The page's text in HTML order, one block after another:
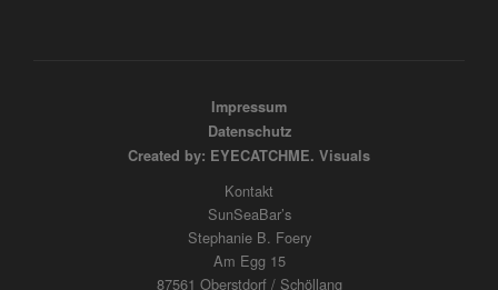
Impressum
Datenschutz
Created by: EYECATCHME. Visuals
Kontakt
SunSeaBar’s
Stephanie B. Foery
Am Egg 15
87561 Oberstdorf / Schöllang